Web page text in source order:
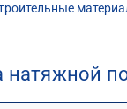
натяжной